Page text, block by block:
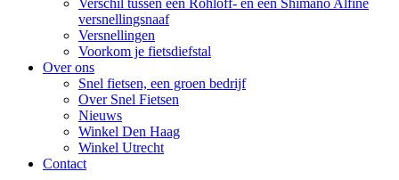
Verschil tussen een Rohloff- en een Shimano Alfine
versnellingsnaaf
Versnellingen
Voorkom je fietsdiefstal
Over ons
Snel fietsen, een groen bedrijf
Over Snel Fietsen
Nieuws
Winkel Den Haag
Winkel Utrecht
Contact